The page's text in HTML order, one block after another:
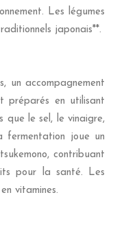
Les légumes
japonais**.
un accompagnement
préparés en utilisant
que le sel, le vinaigre,
fermentation joue un
contribuant
pour la santé. Les
vitamines.